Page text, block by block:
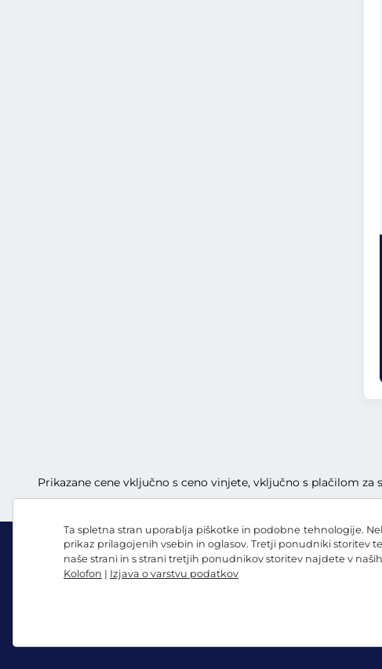
Ta spletna stran uporablja piškotke in podobne tehnologije.
prikaz prilagojenih vsebin in oglasov. Tretji ponudniki storitev
naše strani in s strani tretjih ponudnikov storitev najdete v naših
Kolofon | Izjava o varstvu podatkov
Prikazane cene vključno s ceno vinjete, vključno s plačilom